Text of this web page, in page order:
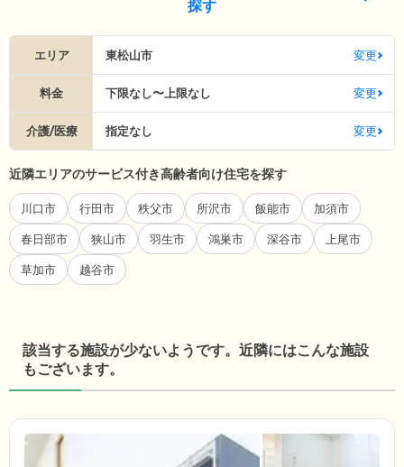
探す
エリア 東松山市 変更
料金 下限なし〜上限なし 変更
介護/医療 指定なし 変更
近隣エリアのサービス付き高齢者向け住宅を探す
川口市 行田市 秩父市 所沢市 飯能市 加須市
春日部市 狭山市 羽生市 鴻巣市 深谷市 上尾市
草加市 越谷市
該当する施設が少ないようです。近隣にはこんな施設
もございます。